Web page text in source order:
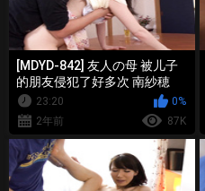
[MDYD-842] 友人の母 被儿子
的朋友侵犯了好多次 南紗穂
【破解】 - 1of5
23:20
0%
2年前
87K